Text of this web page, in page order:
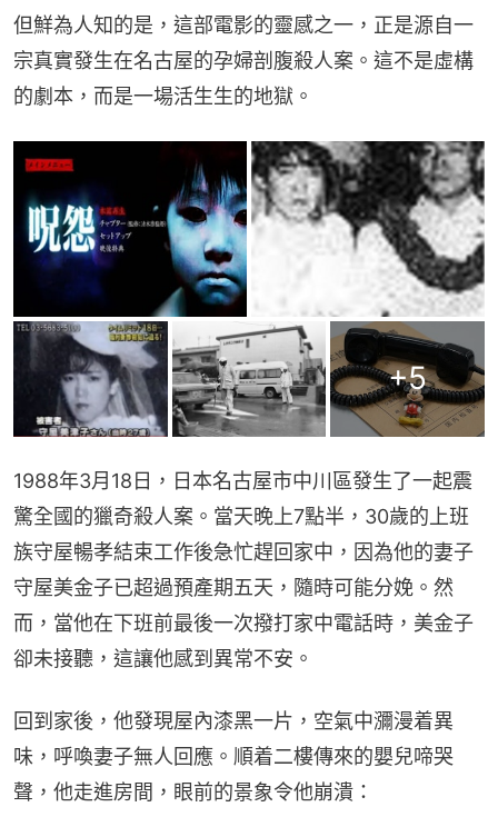
但鮮為人知的是，這部電影的靈感之一，正是源自一
宗真實發生在名古屋的孕婦剖腹殺人案。這不是虛構
的劇本，而是一場活生生的地獄。
+5
1988年3月18日，日本名古屋市中川區發生了一起震
驚全國的獵奇殺人案。當天晚上7點半，30歲的上班
族守屋暢孝結束工作後急忙趕回家中，因為他的妻子
守屋美金子已超過預產期五天，隨時可能分娩。然
而，當他在下班前最後一次撥打家中電話時，美金子
卻未接聽，這讓他感到異常不安。
回到家後，他發現屋內漆黑一片，空氣中瀰漫着異
味，呼喚妻子無人回應。順着二樓傳來的嬰兒啼哭
聲，他走進房間，眼前的景象令他崩潰：